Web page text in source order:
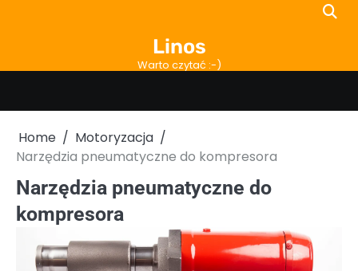
Linos
Warto czytać :-)
Home
Motoryzacja
Narzędzia pneumatyczne do kompresora
Narzędzia pneumatyczne do
kompresora